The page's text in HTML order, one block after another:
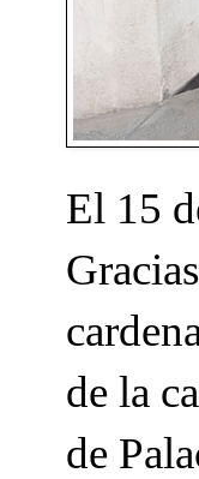
El 15
de la
de